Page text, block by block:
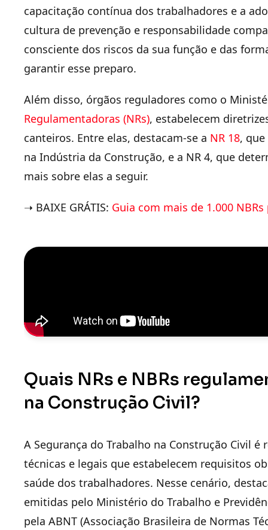
capacitação contínua dos trabalhadores e a
cultura de prevenção e responsabilidade
consciente dos riscos da sua função e das
garantir esse preparo.
Além disso, órgãos reguladores como o
Regulamentadoras (NRs), estabelecem
canteiros. Entre elas, destacam-se a NR 18,
na Indústria da Construção, e a NR 4, que
mais sobre elas a seguir.
➝ BAIXE GRÁTIS: Guia com mais de 1.000
Quais NRs e NBRs
na Construção Civil?
A Segurança do Trabalho na Construção Civil
técnicas e legais que estabelecem requisitos
saúde dos trabalhadores. Nesse cenário,
emitidas pelo Ministério do Trabalho e
pela ABNT (Associação Brasileira de Normas